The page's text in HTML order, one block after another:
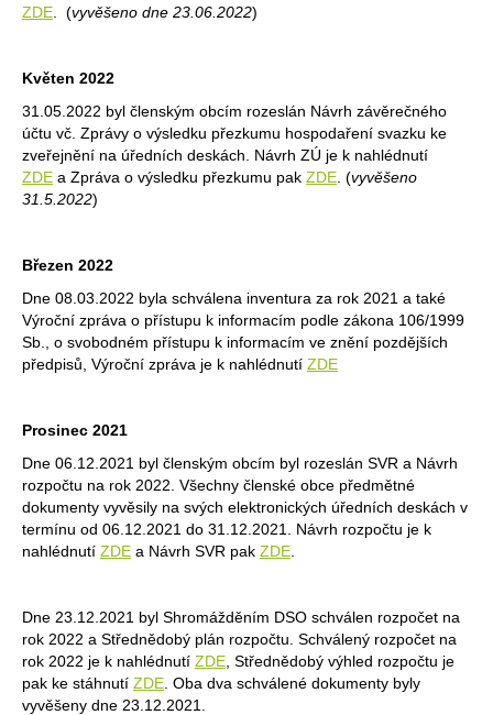
ZDE . (vyvěšeno dne 23.06.2022)
Květen 2022
31.05.2022 byl členským obcím rozeslán Návrh závěrečného
účtu vč. Zprávy o výsledku přezkumu hospodaření svazku ke
zveřejnění na úředních deskách. Návrh ZÚ je k nahlédnutí
ZDE a Zpráva o výsledku přezkumu pak ZDE . (vyvěšeno
31.5.2022)
Březen 2022
Dne 08.03.2022 byla schválena inventura za rok 2021 a také
Výroční zpráva o přístupu k informacím podle zákona 106/1999
Sb., o svobodném přístupu k informacím ve znění pozdějších
předpisů, Výroční zpráva je k nahlédnutí ZDE
Prosinec 2021
Dne 06.12.2021 byl členským obcím byl rozeslán SVR a Návrh
rozpočtu na rok 2022. Všechny členské obce předmětné
dokumenty vyvěsily na svých elektronických úředních deskách v
termínu od 06.12.2021 do 31.12.2021. Návrh rozpočtu je k
nahlédnutí ZDE a Návrh SVR pak ZDE
Dne 23.12.2021 byl Shromážděním DSO schválen rozpočet na
rok 2022 a Střednědobý plán rozpočtu. Schválený rozpočet na
rok 2022 je k nahlédnutí ZDE , Střednědobý výhled rozpočtu je
pak ke stáhnutí ZDE . Oba dva schválené dokumenty byly
vyvěšeny dne 23.12.2021.